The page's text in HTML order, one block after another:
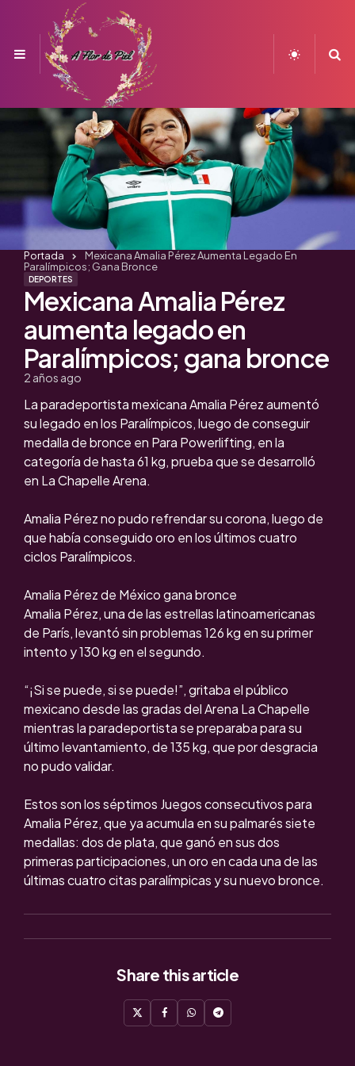
Menu
DEPORTES
Mexicana Amalia Pérez
aumenta legado en
Paralímpicos; gana bronce
2 años ago
Portada
Mexicana Amalia Pérez Aumenta Legado En
Paralímpicos; Gana Bronce
La paradeportista mexicana Amalia Pérez aumentó
su legado en los Paralímpicos, luego de conseguir
medalla de bronce en Para Powerlifting, en la
categoría de hasta 61 kg, prueba que se desarrolló
en La Chapelle Arena.
Amalia Pérez no pudo refrendar su corona, luego de
que había conseguido oro en los últimos cuatro
ciclos Paralímpicos.
Amalia Pérez de México gana bronce
Amalia Pérez, una de las estrellas latinoamericanas
de París, levantó sin problemas 126 kg en su primer
intento y 130 kg en el segundo.
“¡Si se puede, si se puede!”, gritaba el público
mexicano desde las gradas del Arena La Chapelle
mientras la paradeportista se preparaba para su
último levantamiento, de 135 kg, que por desgracia
no pudo validar.
Estos son los séptimos Juegos consecutivos para
Amalia Pérez, que ya acumula en su palmarés siete
medallas: dos de plata, que ganó en sus dos
primeras participaciones, un oro en cada una de las
últimas cuatro citas paralímpicas y su nuevo bronce.
Share this article